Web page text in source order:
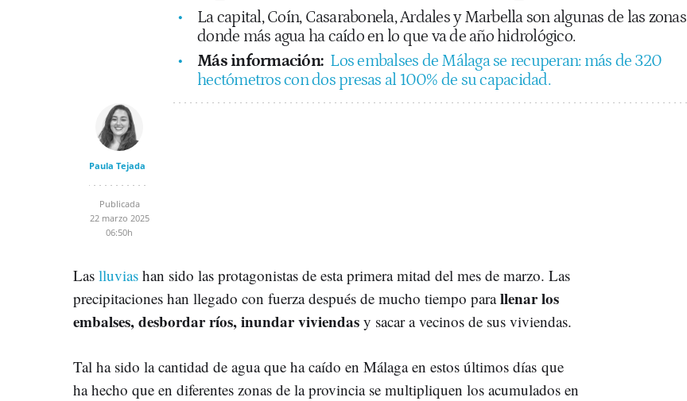
La capital, Coín, Casarabonela, Ardales y Marbella son algunas de las zonas
donde más agua ha caído en lo que va de año hidrológico.
Más información: Los embalses de Málaga se recuperan: más de 320
hectómetros con dos presas al 100% de su capacidad.
Paula Tejada
Publicada
22 marzo 2025
06:50h
Las lluvias han sido las protagonistas de esta primera mitad del mes de marzo. Las
precipitaciones han llegado con fuerza después de mucho tiempo parallenar los
embalses, desbordar ríos, inundar viviendas y sacar a vecinos de sus viviendas.
Tal ha sido la cantidad de agua que ha caído en Málaga en estos últimos días que
ha hecho que en diferentes zonas de la provincia se multipliquen los acumulados en